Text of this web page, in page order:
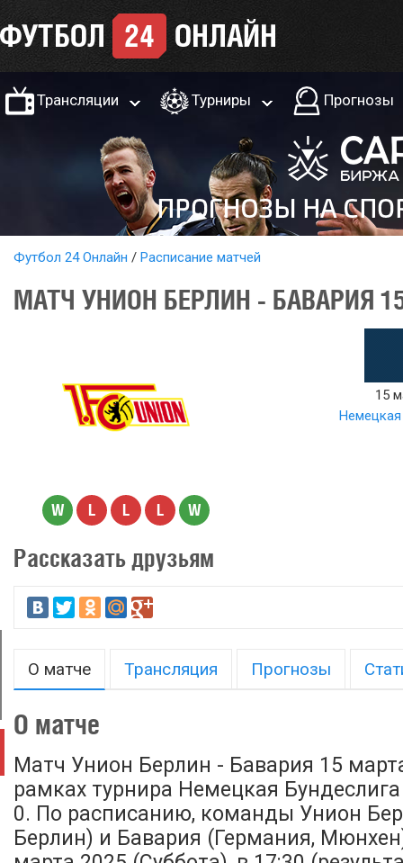
Трансляции Турниры Прогнозы
Футбол 24 Онлайн Расписание матчей
МАТЧ УНИОН БЕРЛИН - БАВАРИЯ
W L L L W
15
Немецкая
Рассказать друзьям
О матче Трансляция Прогнозы
О матче
Матч Унион Берлин - Бавария 15
рамках турнира Немецкая Бундеслига
0. По расписанию, команды Унион
Берлин) и Бавария (Германия,